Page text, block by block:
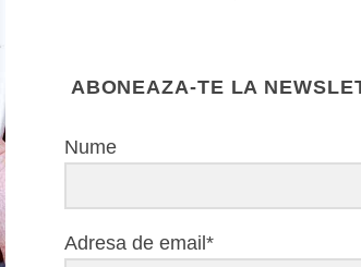
ABONEAZA-TE LA
Nume
Adresa de email*